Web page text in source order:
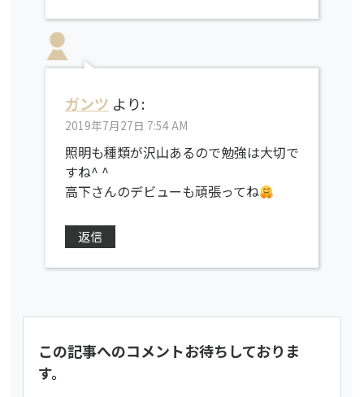
ガンツ より:
2019年7月27日 7:54 AM
照明も種類が沢山あるので勉強は大切で
すね^ ^
高下さんのデビューも頑張ってね
返信
この記事へのコメントお待ちしておりま
す。